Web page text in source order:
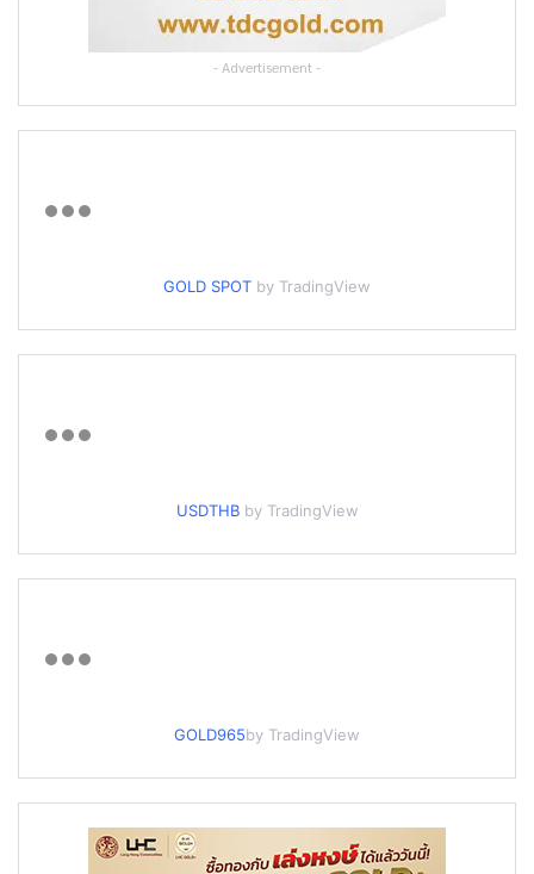
- Advertisement -
GOLD SPOT by TradingView
USDTHB by TradingView
GOLD965by TradingView